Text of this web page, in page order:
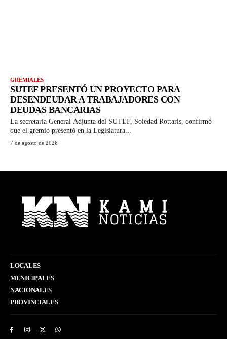
GREMIALES
SUTEF PRESENTÓ UN PROYECTO PARA
DESENDEUDAR A TRABAJADORES CON
DEUDAS BANCARIAS
La secretaria General Adjunta del SUTEF, Soledad Rottaris, confirmó
que el gremio presentó en la Legislatura...
7 de agosto de 2026
LOCALES
MUNICIPALES
NACIONALES
PROVINCIALES